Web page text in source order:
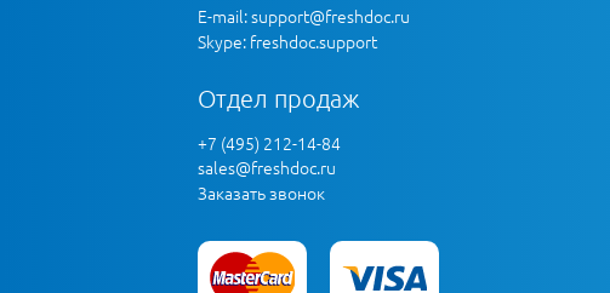
E-mail:support@freshdoc.ru
Skype: freshdoc.support
Отдел продаж
+7 (495) 212-14-84
sales@freshdoc.ru
Заказать звонок